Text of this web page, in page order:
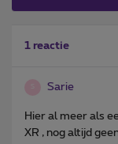
1 reactie
Sarie
Hier al meer als
XR , nog altijd